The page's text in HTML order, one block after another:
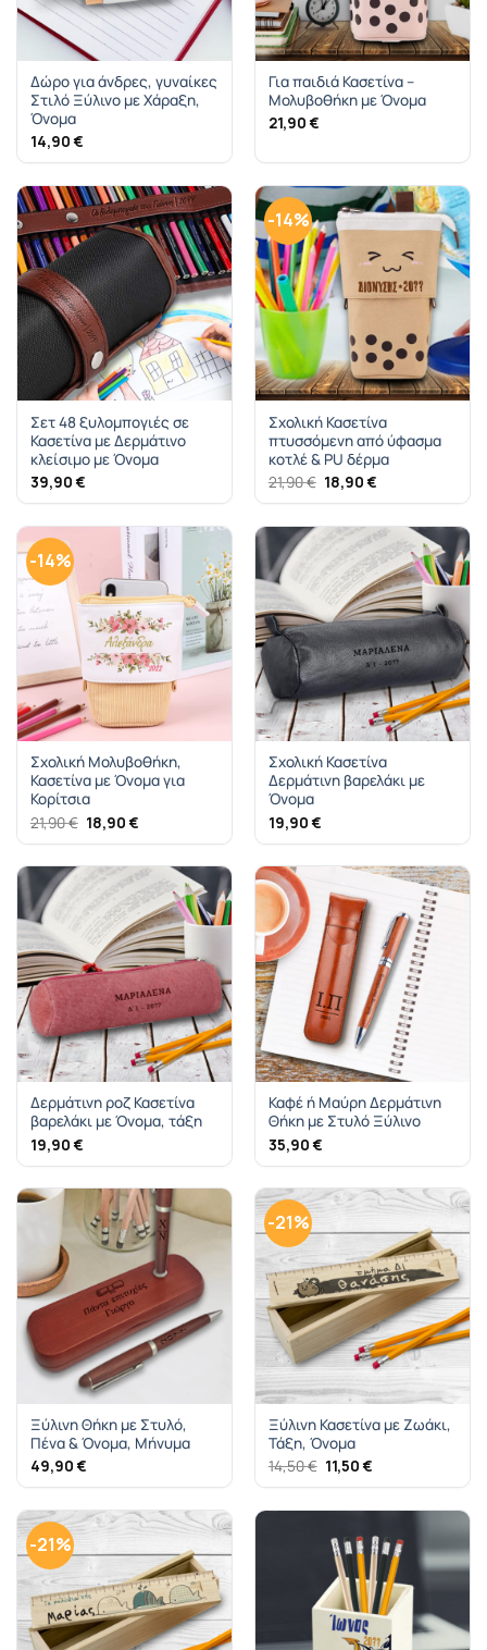
Δώρο για άνδρες, γυναίκες
Στιλό Ξύλινο με Χάραξη,
Όνομα
14,90 €
Για παιδιά Κασετίνα –
Μολυβοθήκη με Όνομα
21,90 €
Σετ 48 ξυλομπογιές σε
Κασετίνα με Δερμάτινο
κλείσιμο με Όνομα
39,90 €
-14%
Σχολική Κασετίνα
πτυσσόμενη από ύφασμα
κοτλέ & PU δέρμα
21,90€ Original
price
was:
21,90 €.
18,90 €Η
τιμή
είναι:
18,90 €.
-14%
Σχολική Μολυβοθήκη,
Κασετίνα με Όνομα για
Κορίτσια
21,90€ Original
price
was:
21,90 €.
18,90 €Η
τιμή
είναι:
18,90 €.
Σχολική Κασετίνα
Δερμάτινη βαρελάκι με
Όνομα
19,90 €
Δερμάτινη ροζ Κασετίνα
βαρελάκι με Όνομα, τάξη
19,90 €
Καφέ ή Μαύρη Δερμάτινη
Θήκη με Στυλό Ξύλινο
35,90 €
Ξύλινη Θήκη με Στυλό,
Πένα & Όνομα, Μήνυμα
49,90 €
-21%
Ξύλινη Κασετίνα με Ζωάκι,
Τάξη, Όνομα
14,50€ Original
price
was:
14,50 €.
11,50 €Η
τιμή
είναι:
-21%